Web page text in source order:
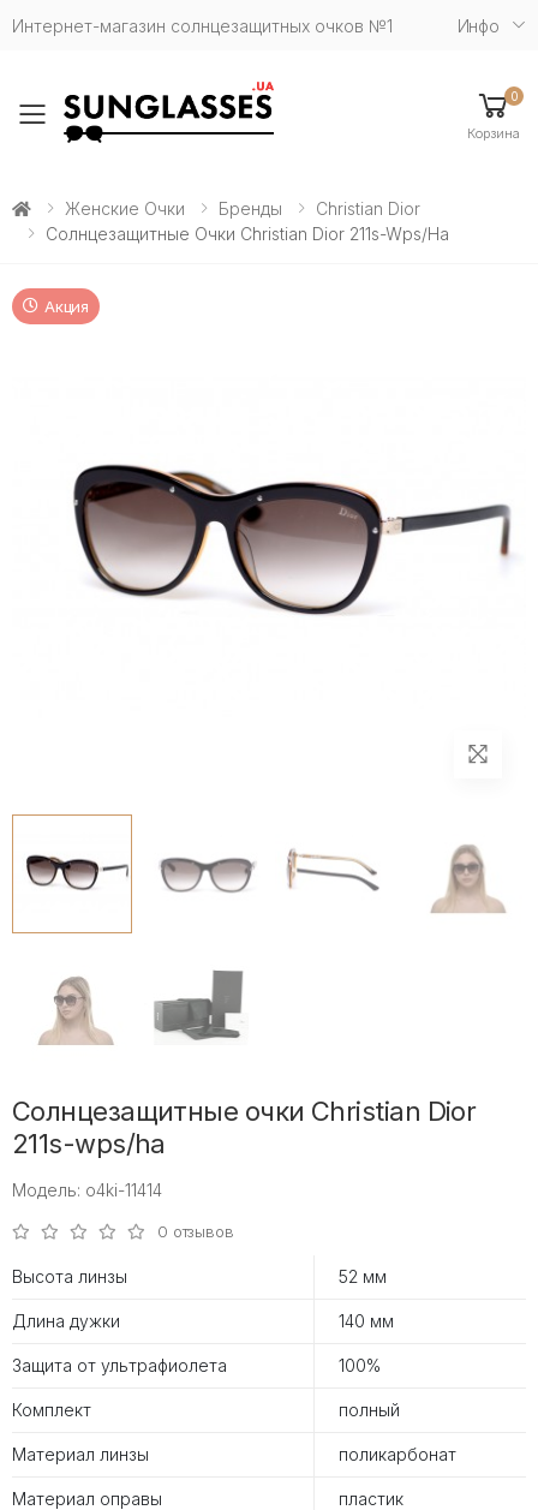
Интернет-магазин солнцезащитных очков №1 Инфо
Toggle mobile menu
0
Корзина
Женские Очки Бренды
Christian Dior
Солнцезащитные Очки Christian Dior 211s-Wps/ha
Акция
Солнцезащитные очки Christian Dior
211s-wps/ha
Модель: o4ki-11414
0 отзывов
Высота линзы 52 мм
Длина дужки 140 мм
Защита от ультрафиолета 100%
Комплект полный
Материал линзы поликарбонат
Материал оправы пластик